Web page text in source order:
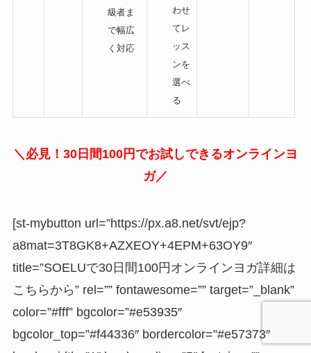
級者ま
で幅広
く対応
わせ
てレ
ッス
ンを
選べ
る
＼必見！30日間100円でお試しできるオンラインヨ
ガ／
[st-mybutton url=”https://px.a8.net/svt/ejp?
a8mat=3T8GK8+AZXEOY+4EPM+63OY9″
title=”SOELUで30日間100円オンラインヨガ詳細は
こちらから” rel=”” fontawesome=”” target=”_blank”
color=”#fff” bgcolor=”#e53935″
bgcolor_top=”#f44336″ bordercolor=”#e57373″